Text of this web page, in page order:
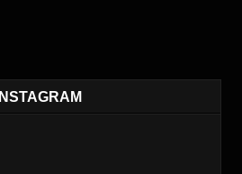
INSTAGRAM